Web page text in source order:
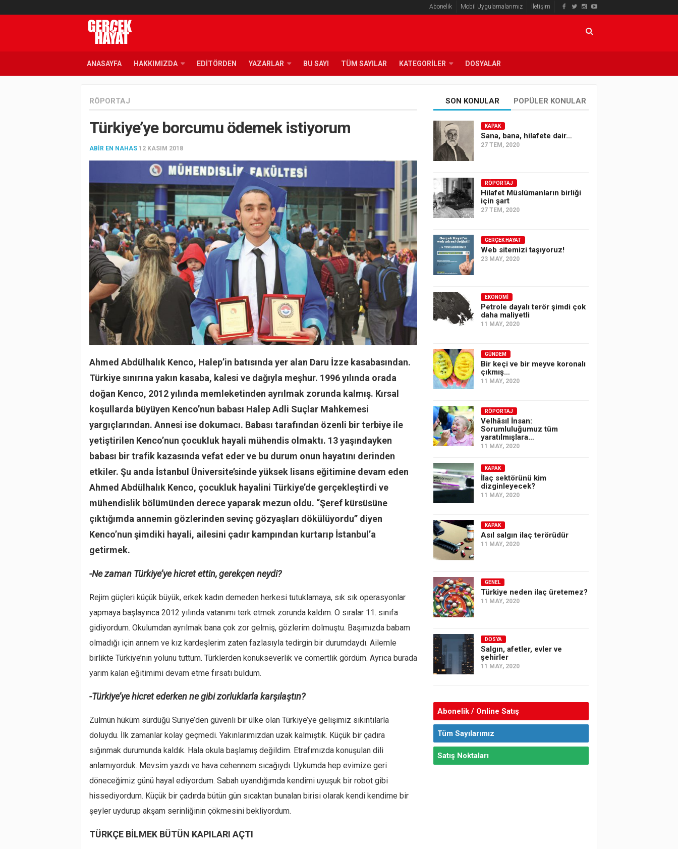
Abonelik Mobil Uygulamalarımız İletişim
ANASAYFA HAKKIMIZDA EDITÖRDEN YAZARLAR BU SAYI TÜM SAYILAR KATEGORILER DOSYALAR
RÖPORTAJ
Türkiye’ye borcumu ödemek istiyorum
ABIR EN NAHAS 12 KASIM 2018
Ahmed Abdülhalık Kenco, Halep’in batısında yer alan Daru İzze kasabasından.
Türkiye sınırına yakın kasaba, kalesi ve dağıyla meşhur. 1996 yılında orada
doğan Kenco, 2012 yılında memleketinden ayrılmak zorunda kalmış. Kırsal
koşullarda büyüyen Kenco’nun babası Halep Adli Suçlar Mahkemesi
yargıçlarından. Annesi ise dokumacı. Babası tarafından özenli bir terbiye ile
yetiştirilen Kenco’nun çocukluk hayali mühendis olmaktı. 13 yaşındayken
babası bir trafik kazasında vefat eder ve bu durum onun hayatını derinden
etkiler. Şu anda İstanbul Üniversite’sinde yüksek lisans eğitimine devam eden
Ahmed Abdülhalık Kenco, çocukluk hayalini Türkiye’de gerçekleştirdi ve
mühendislik bölümünden derece yaparak mezun oldu. “Şeref kürsüsüne
çıktığımda annemin gözlerinden sevinç gözyaşları dökülüyordu” diyen
Kenco’nun şimdiki hayali, ailesini çadır kampından kurtarıp İstanbul’a
getirmek.
-Ne zaman Türkiye’ye hicret ettin, gerekçen neydi?
Rejim güçleri küçük büyük, erkek kadın demeden herkesi tutuklamaya, sık sık operasyonlar
yapmaya başlayınca 2012 yılında vatanımı terk etmek zorunda kaldım. O sıralar 11. sınıfa
gidiyordum. Okulumdan ayrılmak bana çok zor gelmiş, gözlerim dolmuştu. Başımızda babam
olmadığı için annem ve kız kardeşlerim zaten fazlasıyla tedirgin bir durumdaydı. Ailemle
birlikte Türkiye’nin yolunu tuttum. Türklerden konukseverlik ve cömertlik gördüm. Ayrıca burada
yarım kalan eğitimimi devam etme fırsatı buldum.
-Türkiye’ye hicret ederken ne gibi zorluklarla karşılaştın?
Zulmün hüküm sürdüğü Suriye’den güvenli bir ülke olan Türkiye’ye gelişimiz sıkıntılarla
doluydu. İlk zamanlar kolay geçmedi. Yakınlarımızdan uzak kalmıştık. Küçük bir çadıra
sığınmak durumunda kaldık. Hala okula başlamış değildim. Etrafımızda konuşulan dili
anlamıyorduk. Mevsim yazdı ve hava cehennem sıcağıydı. Uykumda hep evimize geri
döneceğimiz günü hayal ediyordum. Sabah uyandığımda kendimi uyuşuk bir robot gibi
hissediyordum. Küçük bir çadırda bütün gün sıcaktan bunalan birisi olarak kendi kendime bir
şeyler uydurup akşam serinliğinin çökmesini bekliyordum.
TÜRKÇE BİLMEK BÜTÜN KAPILARI AÇTI
SON KONULAR POPÜLER KONULAR
KAPAK
Sana, bana, hilafete dair…
27 TEM, 2020
RÖPORTAJ
Hilafet Müslümanların birliği
için şart
27 TEM, 2020
GERÇEK HAYAT
Web sitemizi taşıyoruz!
23 MAY, 2020
EKONOMI
Petrole dayalı terör şimdi çok
daha maliyetli
11 MAY, 2020
GÜNDEM
Bir keçi ve bir meyve koronalı
çıkmış…
11 MAY, 2020
RÖPORTAJ
Velhâsıl İnsan:
Sorumluluğumuz tüm
yaratılmışlara…
11 MAY, 2020
KAPAK
İlaç sektörünü kim
dizginleyecek?
11 MAY, 2020
KAPAK
Asıl salgın ilaç terörüdür
11 MAY, 2020
GENEL
Türkiye neden ilaç üretemez?
11 MAY, 2020
DOSYA
Salgın, afetler, evler ve
şehirler
11 MAY, 2020
Abonelik / Online Satış
Tüm Sayılarımız
Satış Noktaları